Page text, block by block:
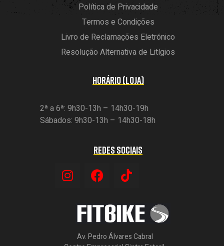
Política de Privacidade
Termos e Condições
Livro de Reclamações Eletrónico
Resolução Alternativa de Litígios
HORÁRIO (LOJA)
2ª a 6ª: 9h30-13h – 14h30-19h
Sábados: 9h30-13h – 14h30-18h
REDES SOCIAIS
Av. Pedro Álvares Cabral